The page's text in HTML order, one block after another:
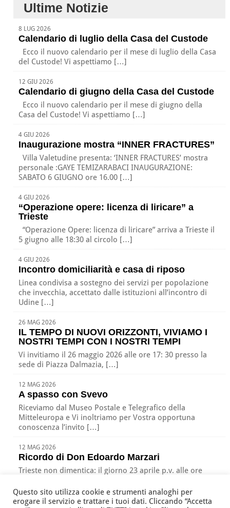
Ultime Notizie
8 LUG 2026
Calendario di luglio della Casa del Custode
Ecco il nuovo calendario per il mese di luglio della Casa
del Custode! Vi aspettiamo […]
12 GIU 2026
Calendario di giugno della Casa del Custode
Ecco il nuovo calendario per il mese di giugno della
Casa del Custode! Vi aspettiamo […]
4 GIU 2026
Inaugurazione mostra “INNER FRACTURES”
Villa Valetudine presenta: ‘INNER FRACTURES’ mostra
personale :GAYE TEMIZARABACI INAUGURAZIONE:
SABATO 6 GIUGNO ore 16.00 […]
4 GIU 2026
“Operazione opere: licenza di liricare” a
Trieste
“Operazione Opere: licenza di liricare” arriva a Trieste il
5 giugno alle 18:30 al circolo […]
4 GIU 2026
Incontro domiciliarità e casa di riposo
Linea condivisa a sostegno dei servizi per popolazione
che invecchia, accettato dalle istituzioni all’incontro di
Udine […]
26 MAG 2026
IL TEMPO DI NUOVI ORIZZONTI, VIVIAMO I
NOSTRI TEMPI CON I NOSTRI TEMPI
Vi invitiamo il 26 maggio 2026 alle ore 17: 30 presso la
sede di Piazza Dalmazia, […]
12 MAG 2026
A spasso con Svevo
Riceviamo dal Museo Postale e Telegrafico della
Mitteleuropa e Vi inoltriamo per Vostra opportuna
conoscenza l’invito […]
12 MAG 2026
Ricordo di Don Edoardo Marzari
Trieste non dimentica: il giorno 23 aprile p.v. alle ore
Questo sito utilizza cookie e strumenti analoghi per
erogare il servizio e trattare i tuoi dati. Cliccando “Accetta